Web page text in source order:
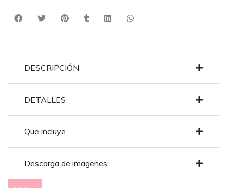
DESCRIPCIÓN
DETALLES
Que incluye
Descarga de imagenes